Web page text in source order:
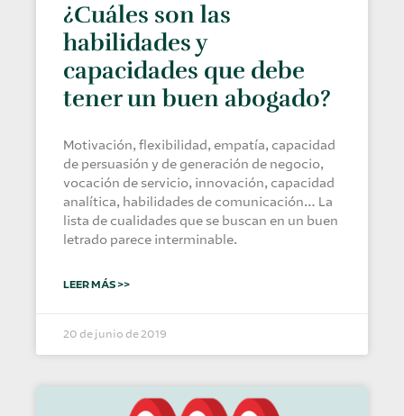
¿Cuáles son las
habilidades y
capacidades que debe
tener un buen abogado?
Motivación, flexibilidad, empatía, capacidad
de persuasión y de generación de negocio,
vocación de servicio, innovación, capacidad
analítica, habilidades de comunicación… La
lista de cualidades que se buscan en un buen
letrado parece interminable.
LEER MÁS >>
20 de junio de 2019